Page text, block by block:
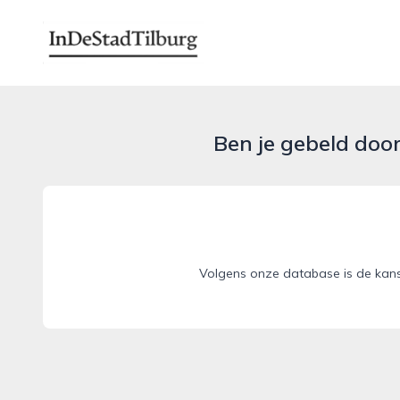
indestadtilburg.nl
Ben je gebeld
Volgens onze database is de